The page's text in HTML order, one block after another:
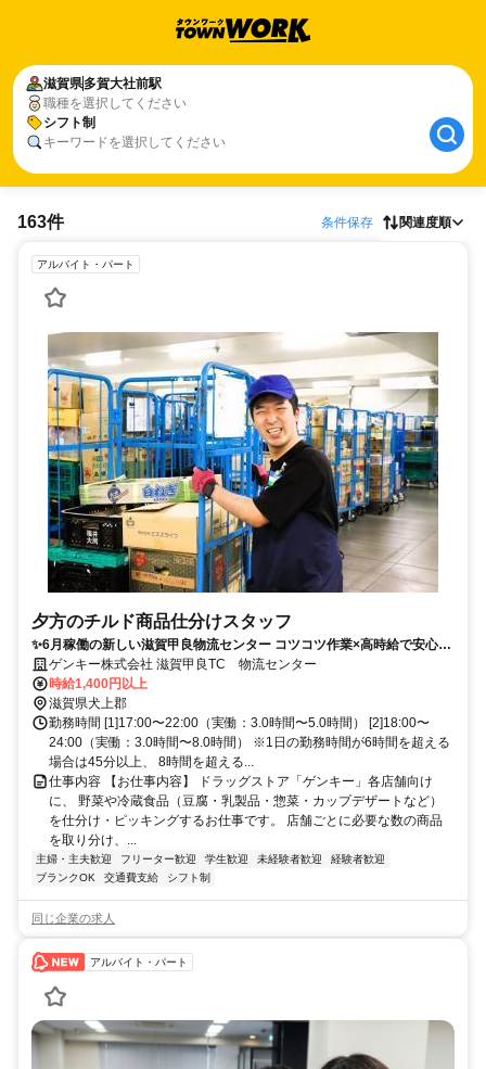
滋賀県多賀大社前駅
職種を選択してください
シフト制
キーワードを選択してください
163件 条件保存 関連度順
アルバイト・パート
夕方のチルド商品仕分けスタッフ
✨6月稼働の新しい滋賀甲良物流センター コツコツ作業×高時給で安心勤
務 ゲンキー株式会社 滋賀甲良TC 物流センター
時給1,400円以上
滋賀県犬上郡
勤務時間 [1]17:00〜22:00（実働：3.0時間〜5.0時間） [2]18:00〜
24:00（実働：3.0時間〜8.0時間） ※1日の勤務時間が6時間を超える
場合は45分以上、 8時間を超える...
仕事内容 【お仕事内容】 ドラッグストア「ゲンキー」各店舗向け
に、 野菜や冷蔵食品（豆腐・乳製品・惣菜・カップデザートなど）
を仕分け・ピッキングするお仕事です。 店舗ごとに必要な数の商品
を取り分け、...
主婦・主夫歓迎 フリーター歓迎 学生歓迎 未経験者歓迎
経験者歓迎
ブランクOK
交通費支給 シフト制
同じ企業の求人
アルバイト・パート